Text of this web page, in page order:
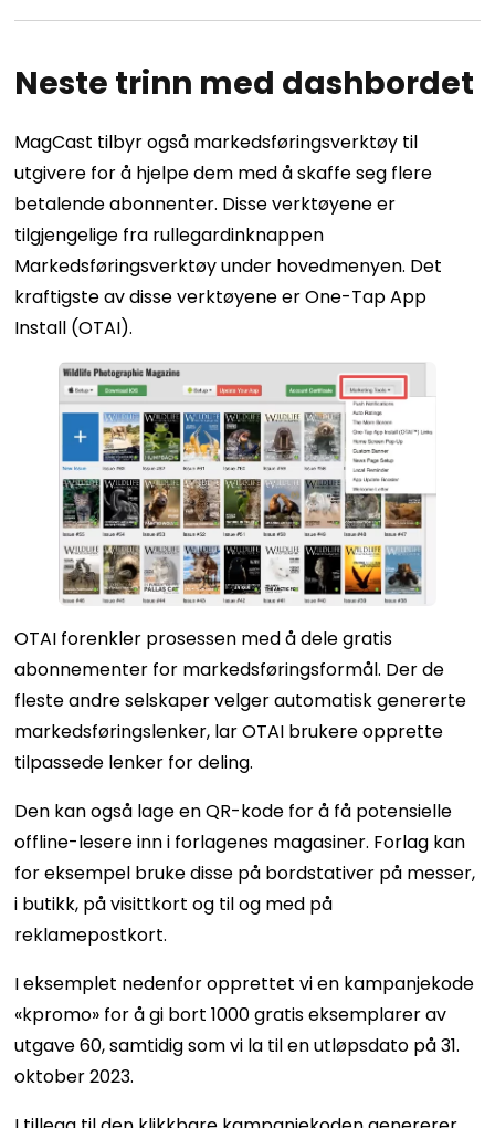
Neste trinn med dashbordet
MagCast tilbyr også markedsføringsverktøy til
utgivere for å hjelpe dem med å skaffe seg flere
betalende abonnenter. Disse verktøyene er
tilgjengelige fra rullegardinknappen
Markedsføringsverktøy under hovedmenyen. Det
kraftigste av disse verktøyene er One-Tap App
Install (OTAI).
OTAI forenkler prosessen med å dele gratis
abonnementer for markedsføringsformål. Der de
fleste andre selskaper velger automatisk genererte
markedsføringslenker, lar OTAI brukere opprette
tilpassede lenker for deling.
Den kan også lage en QR-kode for å få potensielle
offline-lesere inn i forlagenes magasiner. Forlag kan
for eksempel bruke disse på bordstativer på messer,
i butikk, på visittkort og til og med på
reklamepostkort.
I eksemplet nedenfor opprettet vi en kampanjekode
«kpromo» for å gi bort 1000 gratis eksemplarer av
utgave 60, samtidig som vi la til en utløpsdato på 31.
oktober 2023.